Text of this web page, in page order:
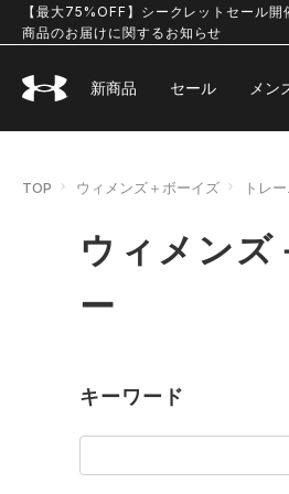
【最大75%OFF】シークレットセール
商品のお届けに関するお知らせ
新商品 セール メン
TOP ウィメンズ＋ボーイズ トレ
ウィメン
ー
キーワード